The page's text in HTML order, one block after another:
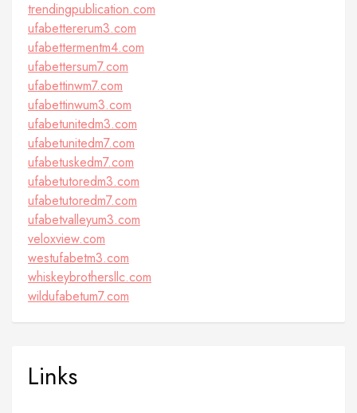
trendingpublication.com
ufabettererum3.com
ufabettermentm4.com
ufabettersum7.com
ufabettinwm7.com
ufabettinwum3.com
ufabetunitedm3.com
ufabetunitedm7.com
ufabetuskedm7.com
ufabetutoredm3.com
ufabetutoredm7.com
ufabetvalleyum3.com
veloxview.com
westufabetm3.com
whiskeybrothersllc.com
wildufabetum7.com
Links